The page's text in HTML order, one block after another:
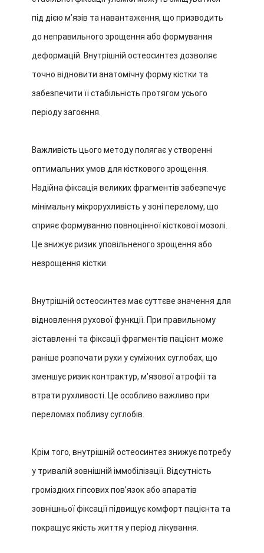
під дією м’язів та навантаження, що призводить
до неправильного зрощення або формування
деформацій. Внутрішній остеосинтез дозволяє
точно відновити анатомічну форму кістки та
забезпечити її стабільність протягом усього
періоду загоєння.
Важливість цього методу полягає у створенні
оптимальних умов для кісткового зрощення.
Надійна фіксація великих фрагментів забезпечує
мінімальну мікрорухливість у зоні перелому, що
сприяє формуванню повноцінної кісткової мозолі.
Це знижує ризик уповільненого зрощення або
незрощення кістки.
Внутрішній остеосинтез має суттєве значення для
відновлення рухової функції. При правильному
зіставленні та фіксації фрагментів пацієнт може
раніше розпочати рухи у суміжних суглобах, що
зменшує ризик контрактур, м’язової атрофії та
втрати рухливості. Це особливо важливо при
переломах поблизу суглобів.
Крім того, внутрішній остеосинтез знижує потребу
у тривалій зовнішній іммобілізації. Відсутність
громіздких гіпсових пов’язок або апаратів
зовнішньої фіксації підвищує комфорт пацієнта та
покращує якість життя у період лікування.